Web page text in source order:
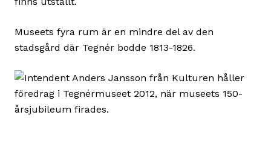
Museets fyra rum är en mindre del av den
stadsgård där Tegnér bodde 1813-1826.